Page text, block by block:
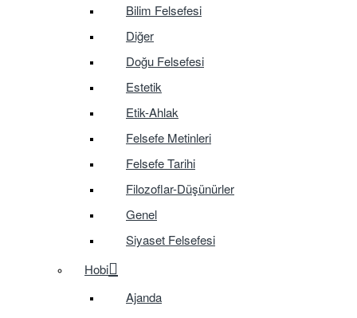
Bilim Felsefesi
Diğer
Doğu Felsefesi
Estetik
Etik-Ahlak
Felsefe Metinleri
Felsefe Tarihi
Filozoflar-Düşünürler
Genel
Siyaset Felsefesi
Hobi
Ajanda